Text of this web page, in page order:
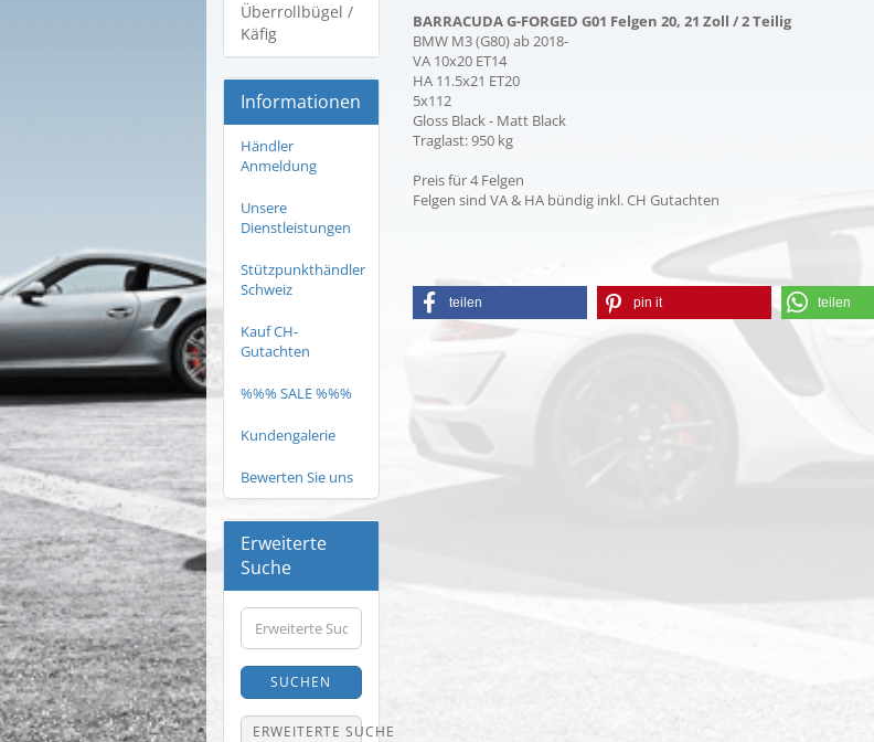
BARRACUDA G-FORGED G01 Felgen 20, 21 Zoll / 2 Teilig
BMW M3 (G80) ab 2018-
VA 10x20 ET14
HA 11.5x21 ET20
5x112
Gloss Black - Matt Black
Traglast: 950 kg
Preis für 4 Felgen
Felgen sind VA & HA bündig inkl. CH Gutachten
teilen pin it teilen
Überrollbügel /
Käfig
Informationen
Händler
Anmeldung
Unsere
Dienstleistungen
Stützpunkthändler
Schweiz
Kauf CH-
Gutachten
%%% SALE %%%
Kundengalerie
Bewerten Sie uns
Erweiterte
Suche
Erweiterte
Suche
SUCHEN
ERWEITERTE SUCHE